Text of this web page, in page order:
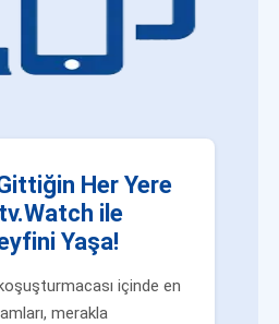
Her Yere
ile
Yaşa!
içinde en
merakla